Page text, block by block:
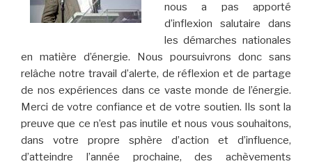
nous a pas apporté
d’inflexion salutaire dans
les démarches nationales
en matière d’énergie. Nous poursuivrons donc sans
relâche notre travail d’alerte, de réflexion et de partage
de nos expériences dans ce vaste monde de l’énergie.
Merci de votre confiance et de votre soutien. Ils sont la
preuve que ce n’est pas inutile et nous vous souhaitons,
dans votre propre sphère d’action et d’influence,
d’atteindre l’année prochaine, des achèvements